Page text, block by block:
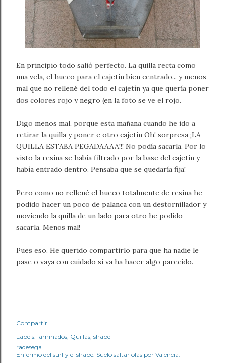
En principio todo salió perfecto. La quilla recta como
una vela, el hueco para el cajetín bien centrado... y menos
mal que no rellené del todo el cajetín ya que quería poner
dos colores rojo y negro (en la foto se ve el rojo.
Digo menos mal, porque esta mañana cuando he ido a
retirar la quilla y poner e otro cajetin Oh! sorpresa ¡LA
QUILLA ESTABA PEGADAAAA!!! No podía sacarla. Por lo
visto la resina se había filtrado por la base del cajetín y
había entrado dentro. Pensaba que se quedaría fija!
Pero como no rellené el hueco totalmente de resina he
podido hacer un poco de palanca con un destornillador y
moviendo la quilla de un lado para otro he podido
sacarla. Menos mal!
Pues eso. He querido compartirlo para que ha nadie le
pase o vaya con cuidado si va ha hacer algo parecido.
Compartir
Labels: laminados Quillas shape
radesega
Enfermo del surf y el shape. Suelo saltar olas por Valencia.